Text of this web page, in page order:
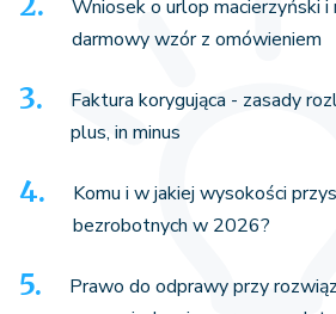
Wniosek o urlop macierzyński
darmowy wzór z omówieniem
Faktura korygująca - zasady
plus, in minus
Komu i w jakiej wysokości
bezrobotnych w 2026?
Prawo do odprawy przy